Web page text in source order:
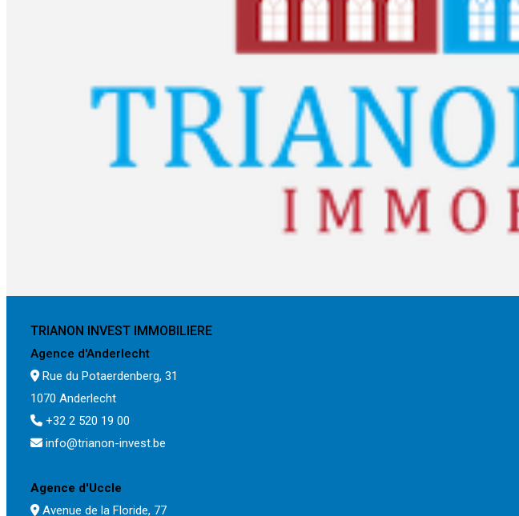
TRIANON INVEST IMMOBILIERE
Agence d'Anderlecht
Rue du Potaerdenberg, 31
1070 Anderlecht
+32 2 520 19 00
info@trianon-invest.be
Agence d'Uccle
Avenue de la Floride, 77